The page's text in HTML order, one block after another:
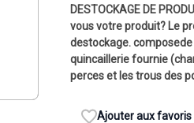
DESTOCKAGE DE
vous votre produit? Le
destockage.
quincaillerie fournie
perces et les trous des
Ajouter aux favoris